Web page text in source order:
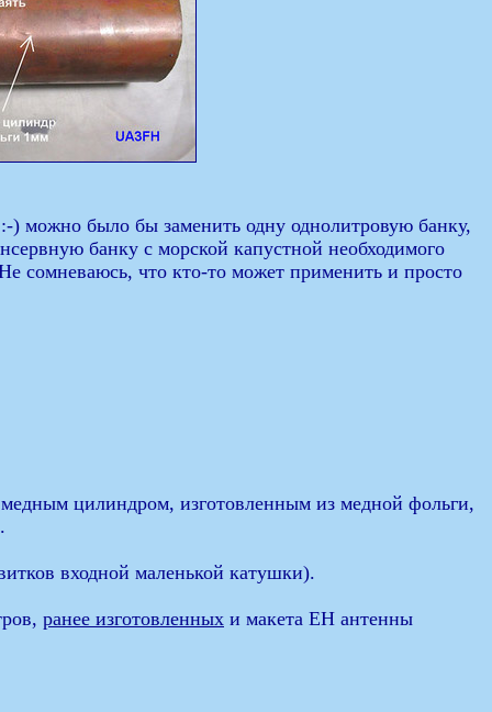
можно было бы заменить одну однолитровую банку,
банку с морской капустной необходимого
сомневаюсь, что кто-то может применить и просто
цилиндром, изготовленным из медной фольги,
входной маленькой катушки).
ранее изготовленных и макета ЕН антенны